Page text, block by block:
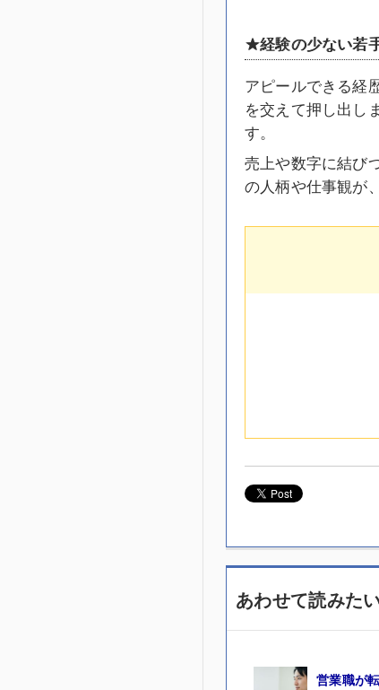
★経験の少ない若
アピールできる経
を交えて押し出し
す。
売上や数字に結び
の人柄や仕事観が
あわせて読みた
営業職が